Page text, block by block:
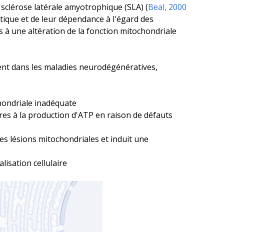
latérale amyotrophique (SLA) (Beal, 2000
et de leur dépendance à l'égard des
une altération de la fonction mitochondriale
dans les maladies neurodégénératives,
inadéquate
à la production d'ATP en raison de défauts
lésions mitochondriales et induit une
cellulaire